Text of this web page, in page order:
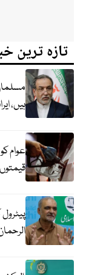
تازہ ترین
ہیں،
عوام